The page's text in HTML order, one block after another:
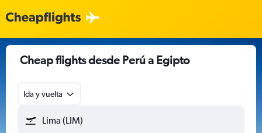
Cheap flights desde Perú a Egipto
Ida y vuelta
Lima (LIM)